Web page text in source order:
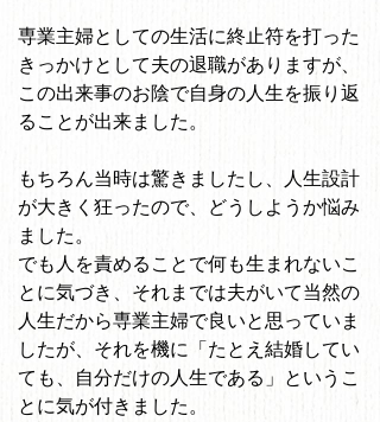
専業主婦としての生活に終止符を打った
きっかけとして夫の退職がありますが、
この出来事のお陰で自身の人生を振り返
ることが出来ました。
もちろん当時は驚きましたし、人生設計
が大きく狂ったので、どうしようか悩み
ました。
でも人を責めることで何も生まれないこ
とに気づき、それまでは夫がいて当然の
人生だから専業主婦で良いと思っていま
したが、それを機に「たとえ結婚してい
ても、自分だけの人生である」というこ
とに気が付きました。